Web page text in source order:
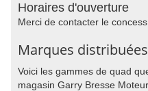
Horaires d'ouverture
Merci de contacter le
Marques distribuées
Voici les gammes de quad
magasin Garry Bresse